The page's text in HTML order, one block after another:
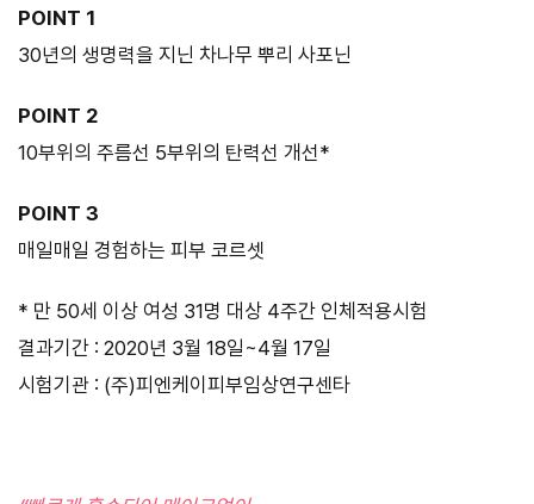
POINT 1
30년의 생명력을 지닌 차나무 뿌리 사포닌
POINT 2
10부위의 주름선 5부위의 탄력선 개선*
POINT 3
매일매일 경험하는 피부 코르셋
* 만 50세 이상 여성 31명 대상 4주간 인체적용시험
결과기간 : 2020년 3월 18일~4월 17일
시험기관 : (주)피엔케이피부임상연구센타